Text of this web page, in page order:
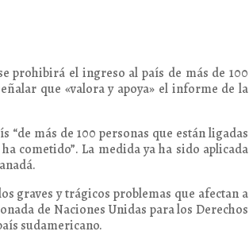
prohibirá el ingreso al país de más de 100
que «valora y apoya» el informe de la
más de 100 personas que están ligadas
cometido”. La medida ya ha sido aplicada
graves y trágicos problemas que afectan a
de Naciones Unidas para los Derechos
sudamericano.